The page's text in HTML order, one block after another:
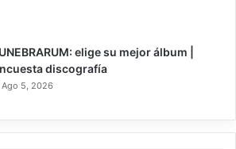
elige su mejor álbum |
discografía
Ago 5, 2026